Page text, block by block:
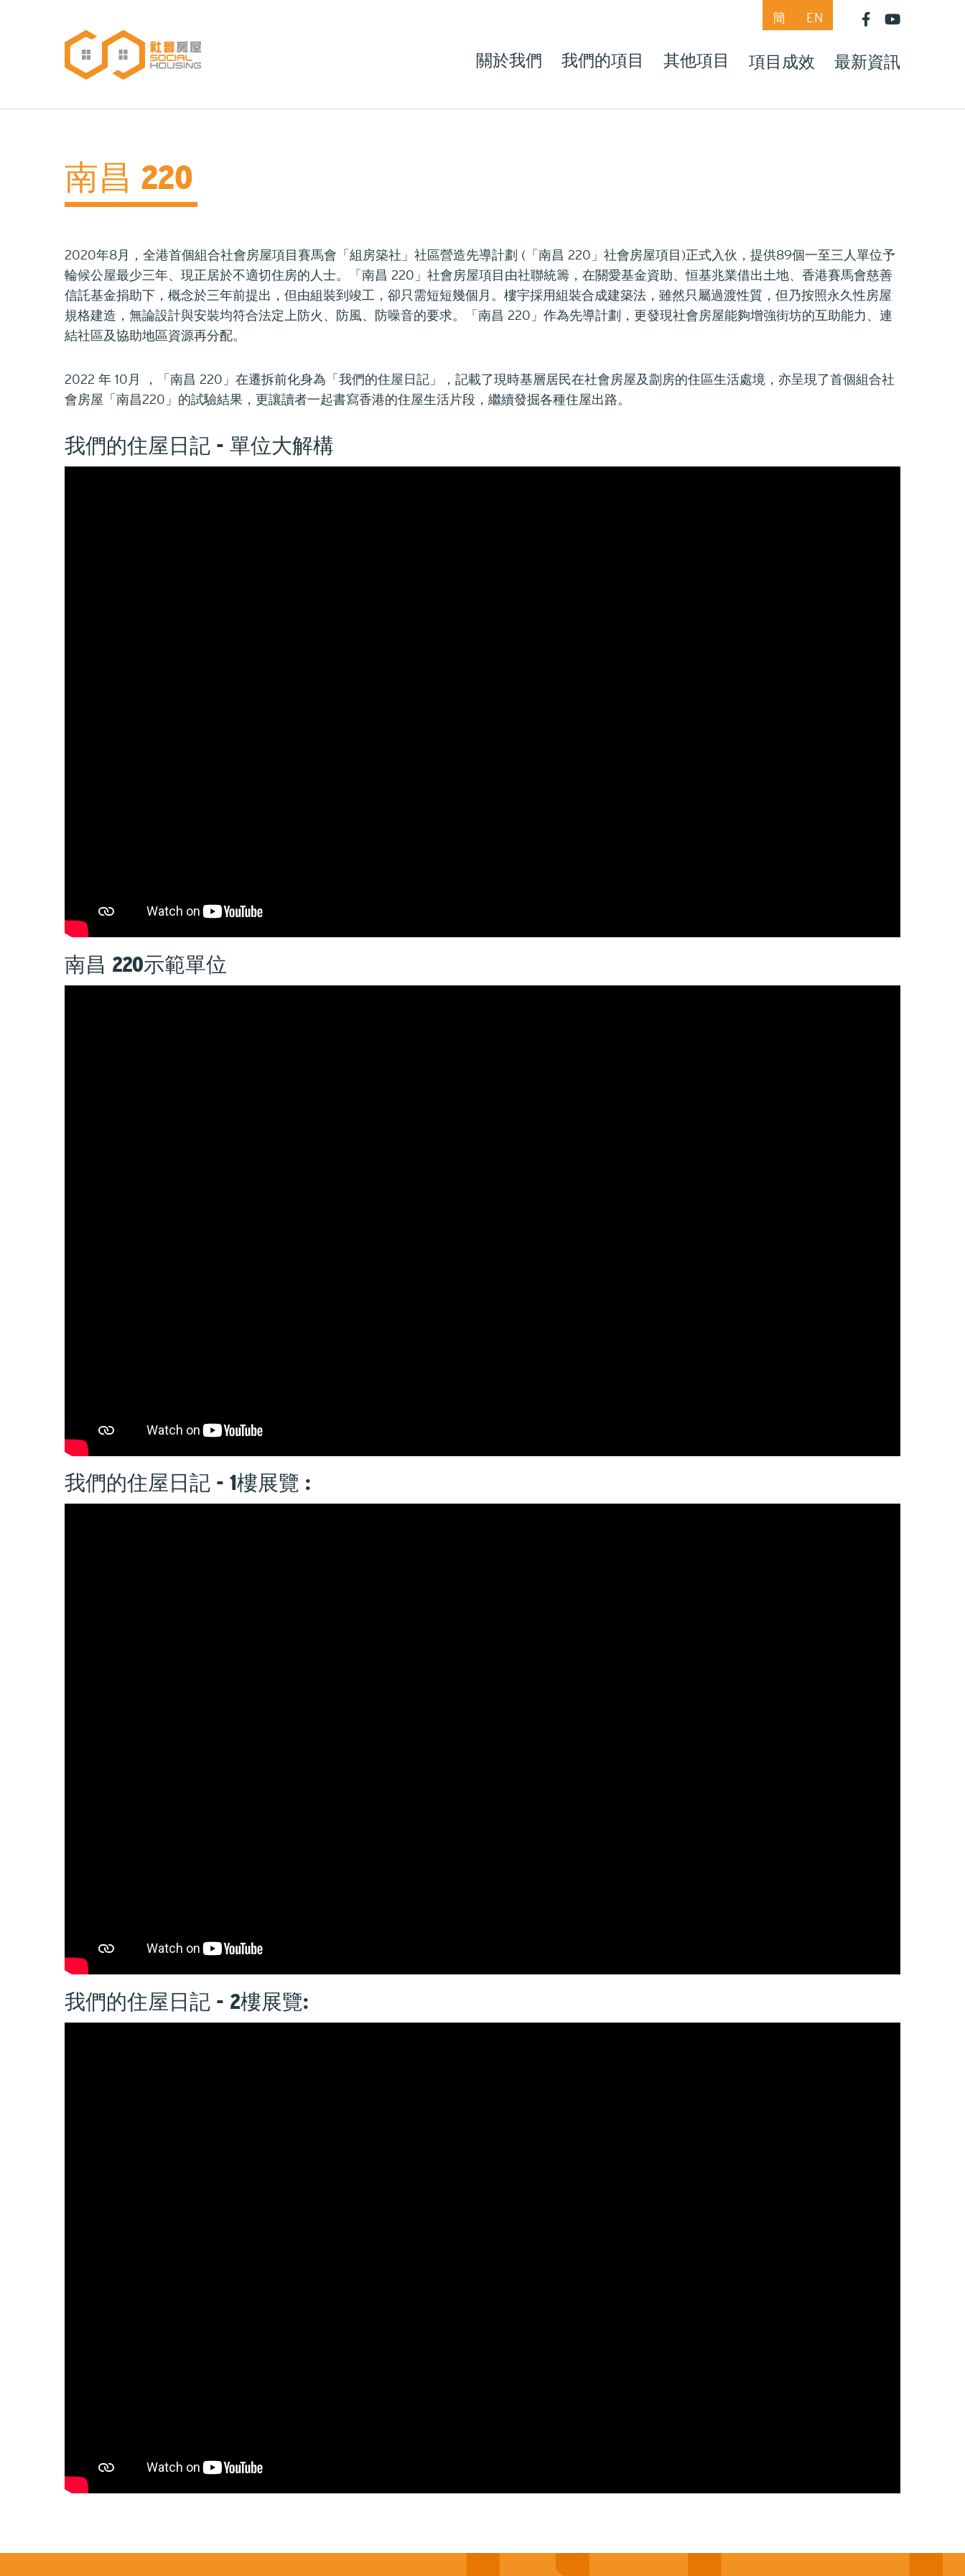
簡 EN
導
關於我們 我們的項目 其他項目 項目成效 最新資訊
南昌 220
2020年8月，全港首個組合社會房屋項目賽馬會「組房築社」社區營造先導計劃 (「南昌 220」社會房屋項目)正式入伙，提供89個一至三人單位予
輪候公屋最少三年、現正居於不適切住房的人士。「南昌 220」社會房屋項目由社聯統籌，在關愛基金資助、恒基兆業借出土地、香港賽馬會慈善
信託基金捐助下，概念於三年前提出，但由組裝到竣工，卻只需短短幾個月。樓宇採用組裝合成建築法，雖然只屬過渡性質，但乃按照永久性房屋
規格建造，無論設計與安裝均符合法定上防火、防風、防噪音的要求。「南昌 220」作為先導計劃，更發現社會房屋能夠增強街坊的互助能力、連
結社區及協助地區資源再分配。
2022 年 10月 ，「南昌 220」在遷拆前化身為「我們的住屋日記」，記載了現時基層居民在社會房屋及劏房的住區生活處境，亦呈現了首個組合社
會房屋「南昌220」的試驗結果，更讓讀者一起書寫香港的住屋生活片段，繼續發掘各種住屋出路。
我們的住屋日記 - 單位大解構
南昌 220示範單位
我們的住屋日記 - 1樓展覽 :
我們的住屋日記 - 2樓展覽: